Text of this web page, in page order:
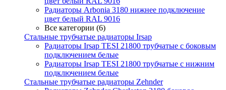
Радиаторы Arbonia 3180 нижнее подключение
цвет белый RAL 9016
Все категории (6)
Стальные трубчатые радиаторы Irsap
Радиаторы Irsap TESI 21800 трубчатые с боковым
подключением белые
Радиаторы Irsap TESI 21800 трубчатые с нижним
подключением белые
Стальные трубчатые радиаторы Zehnder